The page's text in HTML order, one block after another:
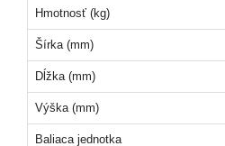
Hmotnosť (kg)
Šírka (mm)
Dĺžka (mm)
Výška (mm)
Baliaca jednotka